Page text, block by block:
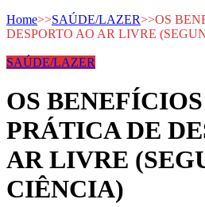
Home>>SAÚDE/LAZER>>OS
DESPORTO AO AR LIVRE
SAÚDE/LAZER
OS
PRÁTICA DE
AR LIVRE
CIÊNCIA)